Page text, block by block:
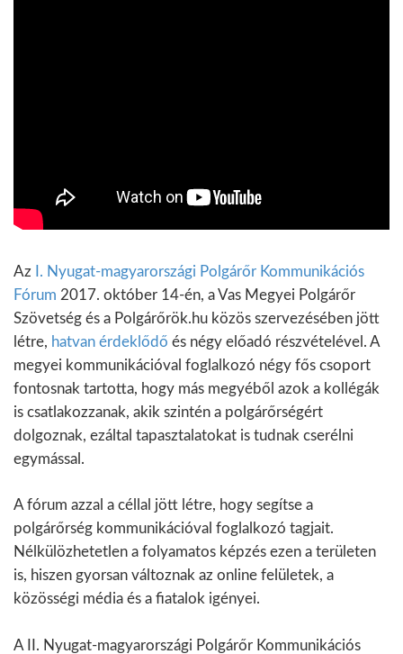
Az I. Nyugat-magyarországi Polgárőr Kommunikációs
Fórum 2017. október 14-én, a Vas Megyei Polgárőr
Szövetség és a Polgárőrök.hu közös szervezésében jött
létre, hatvan érdeklődő és négy előadó részvételével. A
megyei kommunikációval foglalkozó négy fős csoport
fontosnak tartotta, hogy más megyéből azok a kollégák
is csatlakozzanak, akik szintén a polgárőrségért
dolgoznak, ezáltal tapasztalatokat is tudnak cserélni
egymással.
A fórum azzal a céllal jött létre, hogy segítse a
polgárőrség kommunikációval foglalkozó tagjait.
Nélkülözhetetlen a folyamatos képzés ezen a területen
is, hiszen gyorsan változnak az online felületek, a
közösségi média és a fiatalok igényei.
A II. Nyugat-magyarországi Polgárőr Kommunikációs